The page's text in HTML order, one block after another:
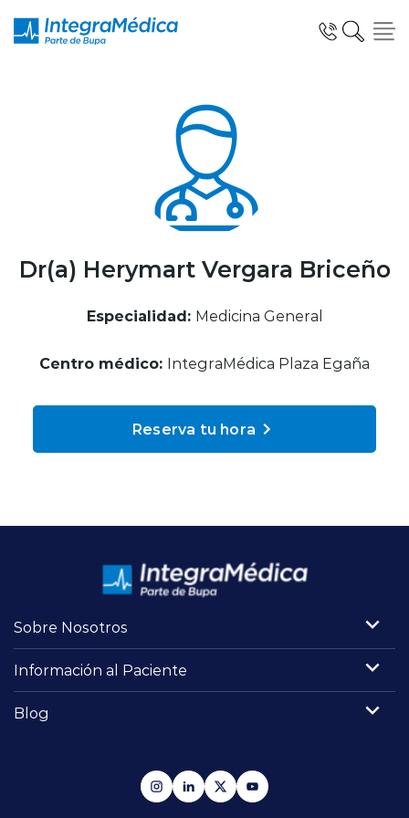
Especialidades y Servicios
Telemedicina Blua
Planes y Convenios
Reserva de Horas
modo claro
Dr(a) Herymart Vergara Briceño
Especialidad: Medicina General
Centro médico: IntegraMédica Plaza Egaña
Reserva tu hora
Sobre Nosotros
Información al Paciente
Blog